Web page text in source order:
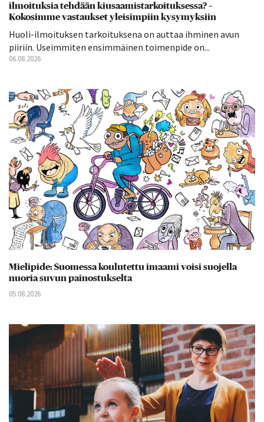
ilmoituksia tehdään kiusaamistarkoituksessa? –
Kokosimme vastaukset yleisimpiin kysymyksiin
Huoli-ilmoituksen tarkoituksena on auttaa ihminen avun
piiriin. Useimmiten ensimmäinen toimenpide on...
06.08.2026
Mielipide: Suomessa koulutettu imaami voisi suojella
nuoria suvun painostukselta
05.08.2026